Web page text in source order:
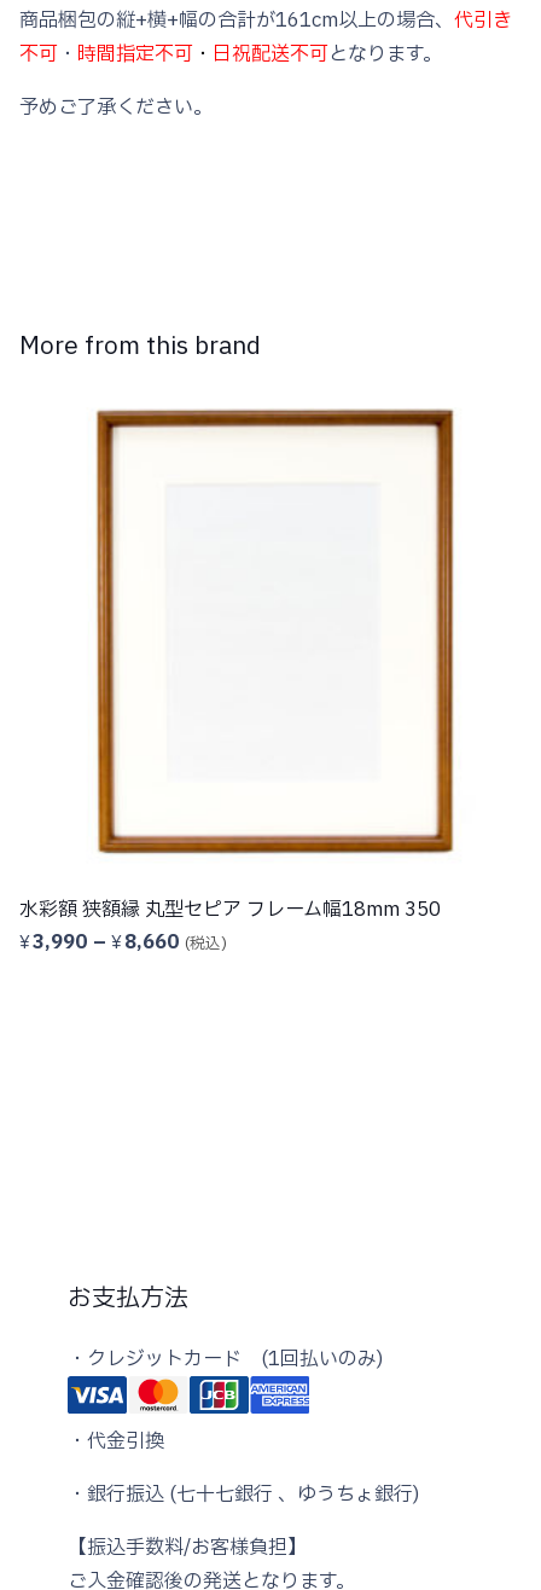
商品梱包の縦+横+幅の合計が161cm以上の場合、 代引き
不可 ・ 時間指定不可 ・ 日祝配送不可となります。
予めご了承ください。
More from this brand
額 狭額縁 丸型セピア フレーム幅18mm 350
–¥8,660価
(税込)
お支払方法
・クレジットカード (1回払いのみ)
・代金引換
・銀行振込 (七十七銀行 、ゆうちょ銀行)
【振込手数料/お客様負担】
ご入金確認後の発送となります。